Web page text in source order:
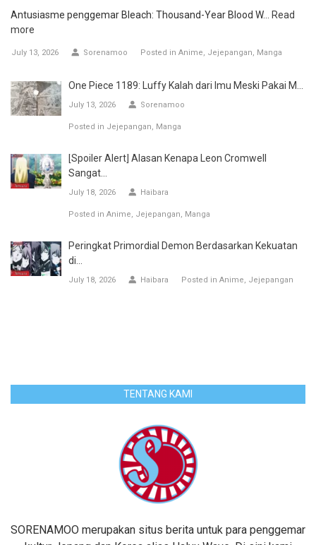
Antusiasme penggemar Bleach: Thousand-Year Blood W... Read
more
July 13, 2026 Sorenamoo Posted in Anime Jejepangan Manga
One Piece 1189: Luffy Kalah dari Imu Meski Pakai M...
July 13, 2026 Sorenamoo
Posted in Jejepangan Manga
[Spoiler Alert] Alasan Kenapa Leon Cromwell
Sangat...
July 18, 2026 Haibara
Posted in Anime Jejepangan Manga
Peringkat Primordial Demon Berdasarkan Kekuatan
di...
July 18, 2026 Haibara Posted in Anime Jejepangan
TENTANG KAMI
SORENAMOO merupakan situs berita untuk para penggemar